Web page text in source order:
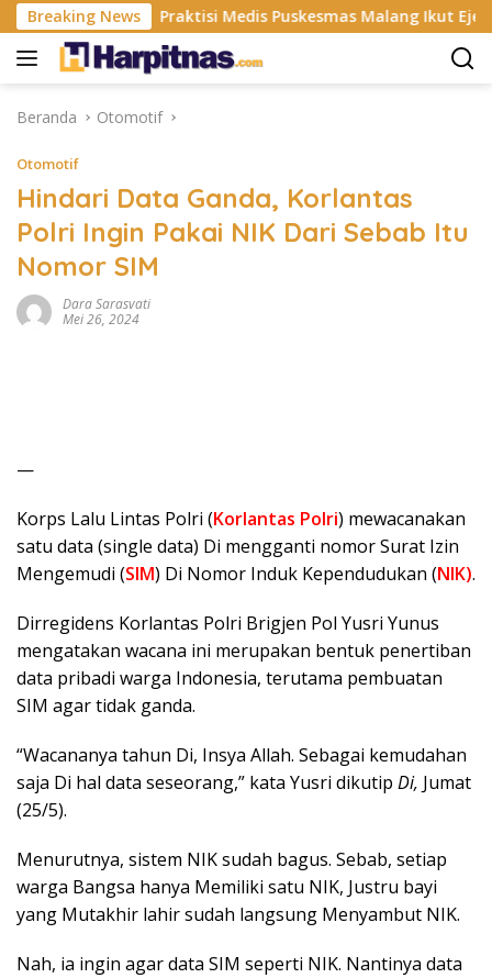
Langsung
ke
konten
Breaking NewsPraktisi Medis Puskesmas Malang Ikut Ejek
Beranda Otomotif
Otomotif
Hindari Data Ganda, Korlantas
Polri Ingin Pakai NIK Dari Sebab Itu
Nomor SIM
Dara Sarasvati
Mei 26, 2024
—
Korps Lalu Lintas Polri (Korlantas Polri) mewacanakan
satu data (single data) Di mengganti nomor Surat Izin
Mengemudi (SIM) Di Nomor Induk Kependudukan (NIK).
Dirregidens Korlantas Polri Brigjen Pol Yusri Yunus
mengatakan wacana ini merupakan bentuk penertiban
data pribadi warga Indonesia, terutama pembuatan
SIM agar tidak ganda.
“Wacananya tahun Di, Insya Allah. Sebagai kemudahan
saja Di hal data seseorang,” kata Yusri dikutip Di, Jumat
(25/5).
Menurutnya, sistem NIK sudah bagus. Sebab, setiap
warga Bangsa hanya Memiliki satu NIK, Justru bayi
yang Mutakhir lahir sudah langsung Menyambut NIK.
Nah, ia ingin agar data SIM seperti NIK. Nantinya data